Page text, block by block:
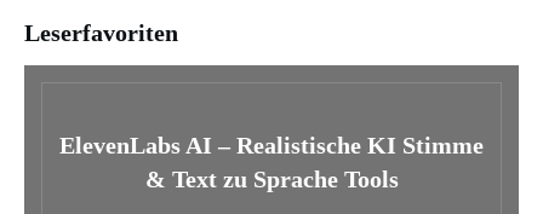
Leserfavoriten
ElevenLabs AI – Realistische KI Stimme
& Text zu Sprache Tools